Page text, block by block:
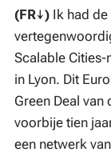
(FR↓) Ik had
Scalable Cities-
in Lyon. Dit
Green Deal
voorbije tien
een netwerk